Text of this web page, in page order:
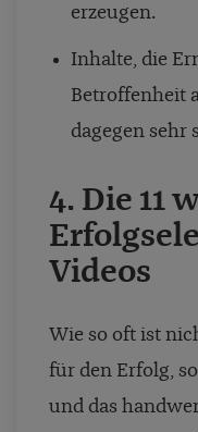
erzeugen.
Inhalte, die
Betroffenheit
dagegen sehr
4. Die 11
Videos
Wie so oft ist
für den Erfolg,
und das